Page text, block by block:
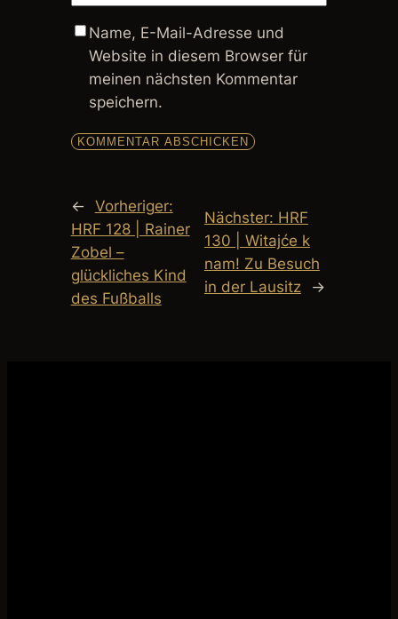
Name, E-Mail-Adresse und
Website in diesem Browser für
meinen nächsten Kommentar
speichern.
←
Vorheriger:
HRF 128 | Rainer
Zobel –
glückliches Kind
des Fußballs
Nächster: HRF
130 | Witajće k
nam! Zu Besuch
in der Lausitz
→